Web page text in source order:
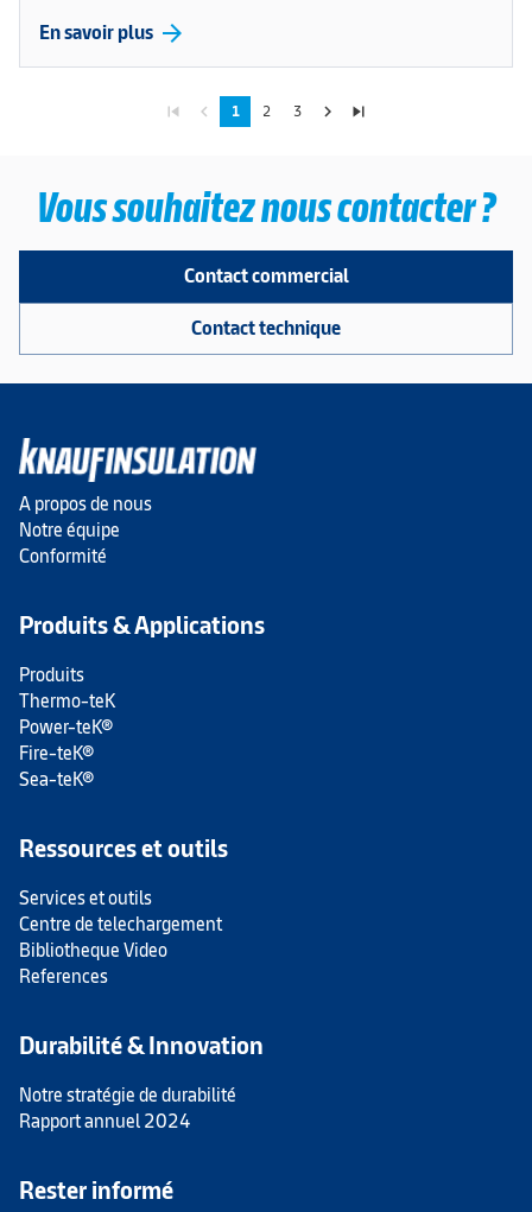
En savoir plus arrow_forward
skip_previous navigate_before 1 2 3 navigate_next skip_next
Vous souhaitez nous contacter ?
Contact commercial
Contact technique
A propos de nous
Notre équipe
Conformité
Produits & Applications
Produits
Thermo-teK
Power-teK®
Fire-teK®
Sea-teK®
Ressources et outils
Services et outils
Centre de telechargement
Bibliotheque Video
References
Durabilité & Innovation
Notre stratégie de durabilité
Rapport annuel 2024
Rester informé